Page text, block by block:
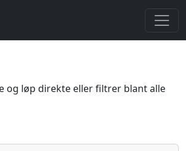
og løp direkte eller filtrer blant alle